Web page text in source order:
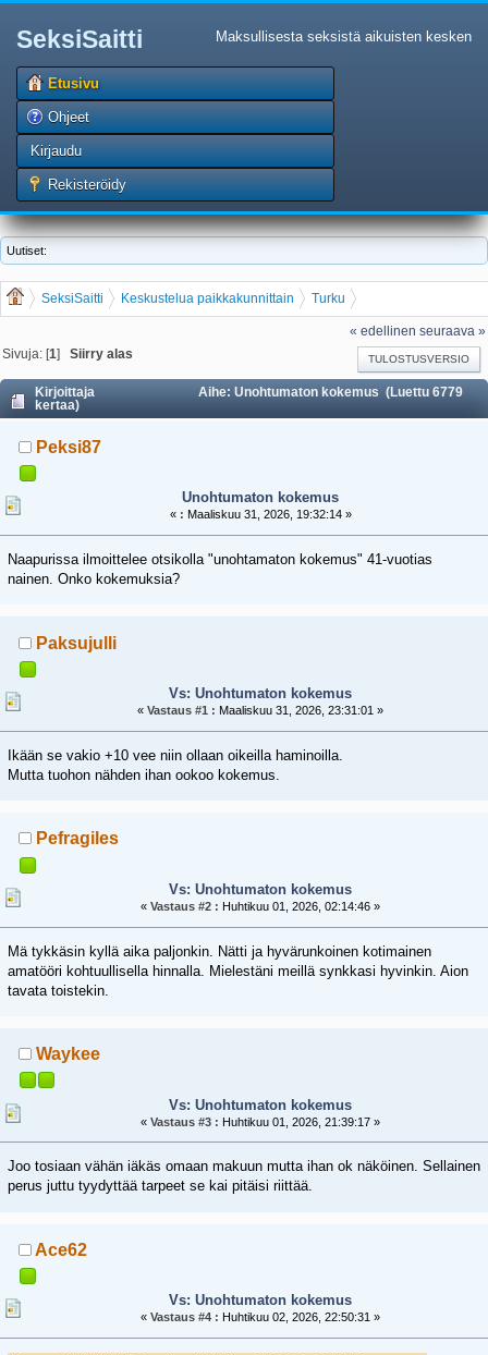
SeksiSaitti Maksullisesta seksistä aikuisten kesken
Etusivu
Ohjeet
Kirjaudu
Rekisteröidy
Uutiset:
SeksiSaitti Keskustelua paikkakunnittain
Turku
Unohtumaton kokemus
« edellinen seuraava »
TULOSTUSVERSIO
Sivuja: [1]Siirry alas
Kirjoittaja
Aihe: Unohtumaton kokemus (Luettu 6779
kertaa)
Peksi87
Unohtumaton kokemus
« : Maaliskuu 31, 2026, 19:32:14 »
Naapurissa ilmoittelee otsikolla "unohtamaton kokemus" 41-vuotias
nainen. Onko kokemuksia?
Paksujulli
Vs: Unohtumaton kokemus
«Vastaus #1 : Maaliskuu 31, 2026, 23:31:01 »
Ikään se vakio +10 vee niin ollaan oikeilla haminoilla.
Mutta tuohon nähden ihan ookoo kokemus.
Pefragiles
Vs: Unohtumaton kokemus
«Vastaus #2 : Huhtikuu 01, 2026, 02:14:46 »
Mä tykkäsin kyllä aika paljonkin. Nätti ja hyvärunkoinen kotimainen
amatööri kohtuullisella hinnalla. Mielestäni meillä synkkasi hyvinkin. Aion
tavata toistekin.
Waykee
Vs: Unohtumaton kokemus
«Vastaus #3 : Huhtikuu 01, 2026, 21:39:17 »
Joo tosiaan vähän iäkäs omaan makuun mutta ihan ok näköinen. Sellainen
perus juttu tyydyttää tarpeet se kai pitäisi riittää.
Ace62
Vs: Unohtumaton kokemus
«Vastaus #4 : Huhtikuu 02, 2026, 22:50:31 »